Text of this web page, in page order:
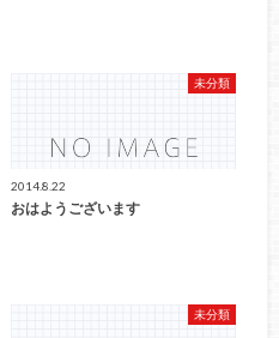
未分類
2014.8.22
おはようございます
未分類